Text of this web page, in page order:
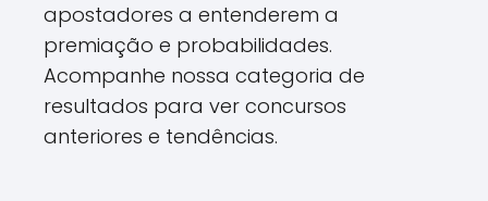
apostadores a entenderem a
premiação e probabilidades.
Acompanhe nossa categoria de
resultados para ver concursos
anteriores e tendências.